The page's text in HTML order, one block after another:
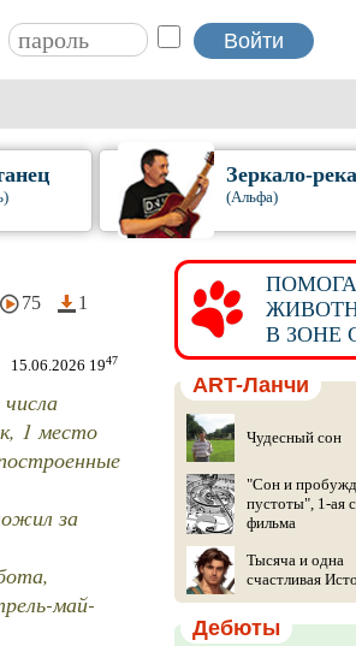
Зеркало-река
(Альфа)
75 1
15.06.2026 1947
1 место
за
май-
В ЗОНЕ
ART-Ланчи
Чудесный сон
"Сон и
пустоты", 1-ая
фильма
Тысяча и одна
счастливая
Дебюты